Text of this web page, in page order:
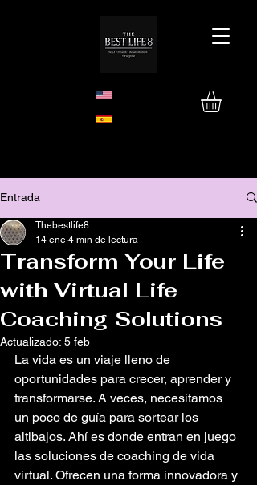
Entrada
Transform Your Life
with Virtual Life
Coaching Solutions
Thebestlife8
14 ene 4 min de lectura
Actualizado: 5 feb
La vida es un viaje lleno de
oportunidades para crecer, aprender y
transformarse. A veces, necesitamos
un poco de guía para sortear los
altibajos. Ahí es donde entran en juego
las soluciones de coaching de vida
virtual. Ofrecen una forma innovadora y